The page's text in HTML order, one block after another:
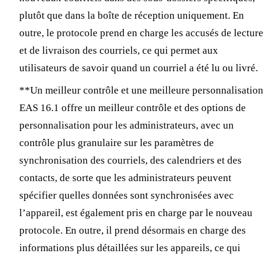
plutôt que dans la boîte de réception uniquement. En
outre, le protocole prend en charge les accusés de lecture
et de livraison des courriels, ce qui permet aux
utilisateurs de savoir quand un courriel a été lu ou livré.
**Un meilleur contrôle et une meilleure personnalisation
EAS 16.1 offre un meilleur contrôle et des options de
personnalisation pour les administrateurs, avec un
contrôle plus granulaire sur les paramètres de
synchronisation des courriels, des calendriers et des
contacts, de sorte que les administrateurs peuvent
spécifier quelles données sont synchronisées avec
l’appareil, est également pris en charge par le nouveau
protocole. En outre, il prend désormais en charge des
informations plus détaillées sur les appareils, ce qui